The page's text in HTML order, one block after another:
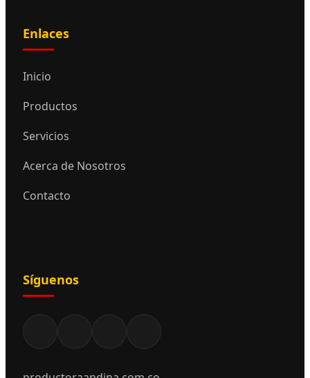
Enlaces
Inicio
Productos
Servicios
Acerca de Nosotros
Contacto
Síguenos